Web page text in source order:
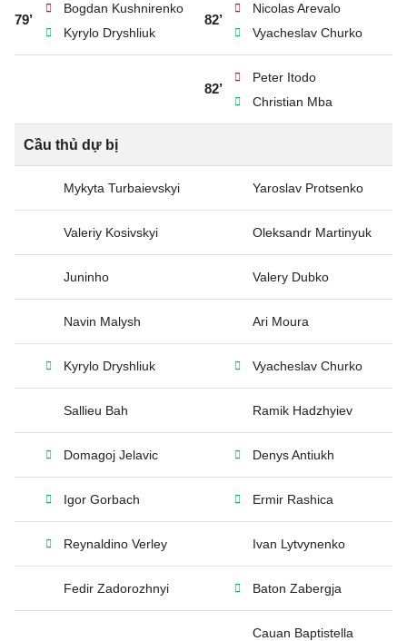
79’
Bogdan Kushnirenko
Kyrylo Dryshliuk
82’
Nicolas Arevalo
Vyacheslav Churko
82’
Peter Itodo
Christian Mba
Cầu thủ dự bị
Mykyta Turbaievskyi Yaroslav Protsenko
Valeriy Kosivskyi Oleksandr Martinyuk
Juninho Valery Dubko
Navin Malysh Ari Moura
Kyrylo Dryshliuk Vyacheslav Churko
Sallieu Bah Ramik Hadzhyiev
Domagoj Jelavic Denys Antiukh
Igor Gorbach Ermir Rashica
Reynaldino Verley Ivan Lytvynenko
Fedir Zadorozhnyi Baton Zabergja
Cauan Baptistella